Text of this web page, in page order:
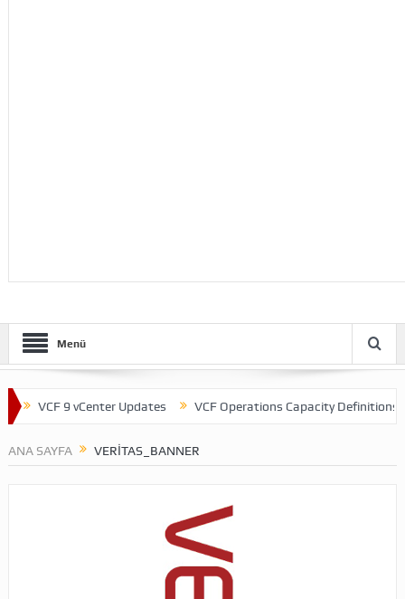
Menü
VCF 9 vCenter Updates VCF Operations Capacity Definitions
ANA SAYFA VERITAS_BANNER